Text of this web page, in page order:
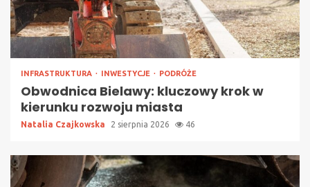
INFRASTRUKTURA INWESTYCJE PODRÓŻE
Obwodnica Bielawy: kluczowy krok w
kierunku rozwoju miasta
Natalia Czajkowska 2 sierpnia 2026 46